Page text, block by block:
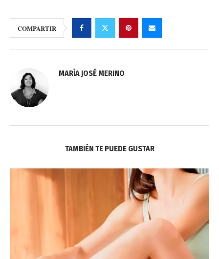
COMPARTIR
MARÍA JOSÉ MERINO
TAMBIÉN TE PUEDE GUSTAR